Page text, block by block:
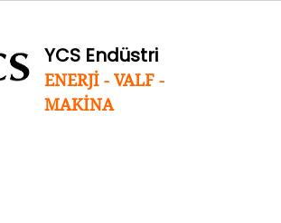
YCS Endüstri
ENERJİ - VALF -
MAKİNA